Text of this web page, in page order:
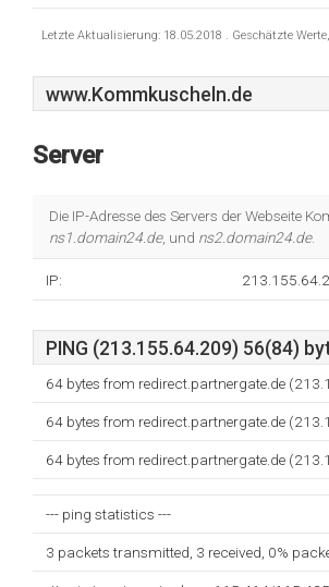
Letzte Aktualisierung: 18.05.2018 . Geschätzte
www.Kommkuscheln.de
Server
Die IP-Adresse des Servers der Webseite
ns1.domain24.de, und ns2.domain24.de.
IP:
PING (213.155.64.209) 56(84)
64 bytes from redirect.partnergate.de
64 bytes from redirect.partnergate.de
64 bytes from redirect.partnergate.de
--- ping statistics ---
3 packets transmitted, 3 received, 0%